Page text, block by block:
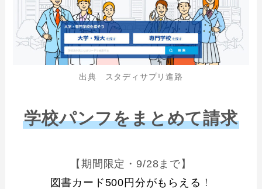
出典 スタディサプリ進路
学校パンフをまとめて請求
【期間限定・9/28まで】
図書カード500円分がもらえる ！